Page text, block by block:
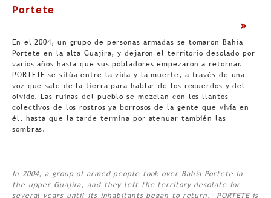
Portete
En el 2004, un grupo de personas armadas se tomaron Bahía
Portete en la alta Guajira, y dejaron el territorio desolado por
varios años hasta que sus pobladores empezaron a retornar.
PORTETE se sitúa entre la vida y la muerte, a través de una
voz que sale de la tierra para hablar de los recuerdos y del
olvido. Las ruinas del pueblo se mezclan con los llantos
colectivos de los rostros ya borrosos de la gente que vivía en
él, hasta que la tarde termina por atenuar también las
sombras.
In 2004, a group of armed people took over Bahía Portete in
the upper Guajira, and they left the territory desolate for
several years until its inhabitants began to return. PORTETE is
>